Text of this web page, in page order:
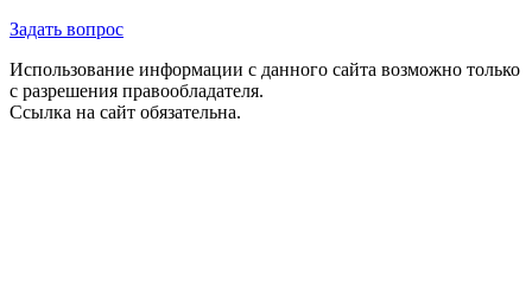
Задать вопрос
Использование информации с данного сайта возможно только
с разрешения правообладателя.
Ссылка на сайт обязательна.